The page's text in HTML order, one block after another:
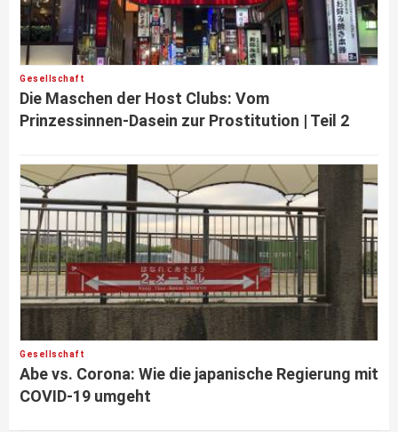
Gesellschaft
Die Maschen der Host Clubs: Vom
Prinzessinnen-Dasein zur Prostitution | Teil 2
Gesellschaft
Abe vs. Corona: Wie die japanische Regierung mit
COVID-19 umgeht